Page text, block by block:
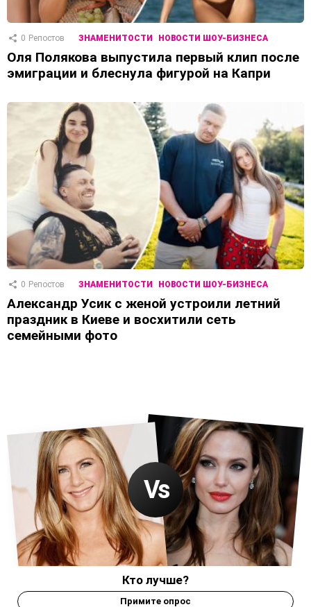
0 Репостов ЗНАМЕНИТОСТИ НОВОСТИ ШОУ-БИЗНЕСА
Оля Полякова выпустила первый клип после
эмиграции и блеснула фигурой на Капри
0 Репостов ЗНАМЕНИТОСТИ НОВОСТИ ШОУ-БИЗНЕСА
Александр Усик с женой устроили летний
праздник в Киеве и восхитили сеть
семейными фото
Кто лучше?
Примите опрос